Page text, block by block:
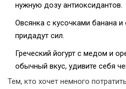
нужную дозу антиоксидантов.
Овсянка с кусочками банана и
придадут сил.
Греческий йогурт с медом и
обычный вкус, удивите себя
Тем, кто хочет немного